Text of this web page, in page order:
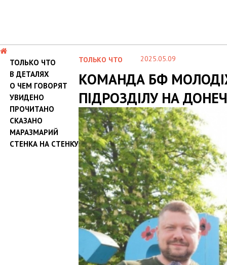
ТОЛЬКО ЧТО
В ДЕТАЛЯХ
О ЧЕМ ГОВОРЯТ
УВИДЕНО
ПРОЧИТАНО
СКАЗАНО
МАРАЗМАРИЙ
СТЕНКА НА СТЕНКУ
ТОЛЬКО ЧТО 2025.05.09
КОМАНДА БФ
ПІДРОЗДІЛУ НА